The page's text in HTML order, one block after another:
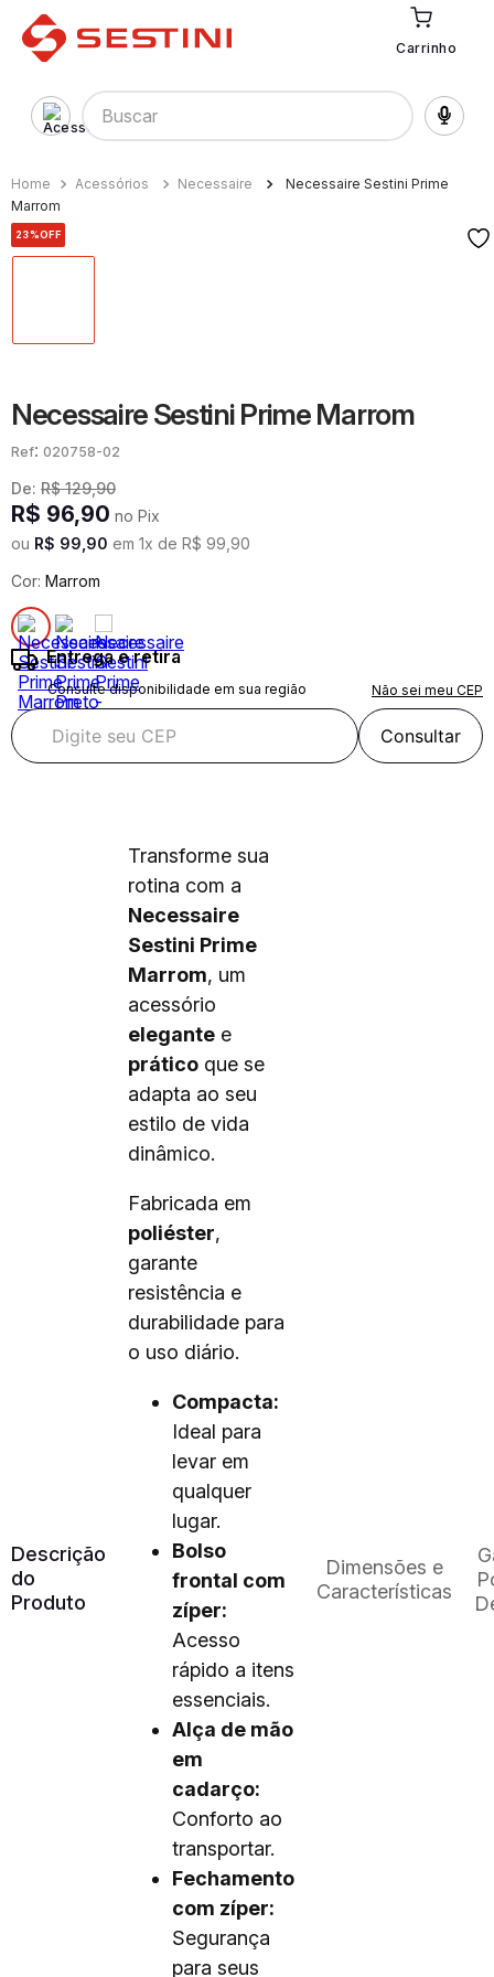
Carrinho
Buscar
Acessórios Necessaire
Necessaire Sestini Prime
Marrom
23%OFF
Necessaire Sestini Prime Marrom
: 020758-02
De: R$ 129,90
R$ 96,90 no Pix
ou R$ 99 90 em 1x de R$ 99 90
Cor: Marrom
Entrega e retira
Consulte disponibilidade em sua região Não sei meu CEP
Consultar
Descrição
do
Produto
Transforme sua
rotina com a
Necessaire
Sestini Prime
Marrom, um
acessório
elegante e
prático que se
adapta ao seu
estilo de vida
dinâmico.
Fabricada em
poliéster,
garante
resistência e
durabilidade para
o uso diário.
Compacta:
Ideal para
levar em
qualquer
lugar.
Bolso
frontal com
zíper:
Acesso
rápido a itens
essenciais.
Alça de mão
em
cadarço:
Conforto ao
transportar.
Fechamento
com zíper:
Segurança
para seus
Dimensões e
Características